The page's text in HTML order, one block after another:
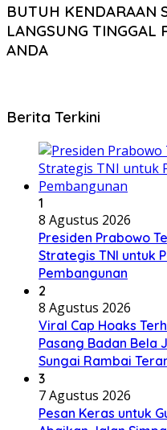
BUTUH KENDARAAN
LANGSUNG TINGGAL
ANDA
Berita Terkini
1
8 Agustus 2026
Presiden Prabowo
Strategis TNI untuk
Pembangunan
2
8 Agustus 2026
Viral Cap Hoaks
Pasang Badan Bela
Sungai Rambai
3
7 Agustus 2026
Pesan Keras untuk